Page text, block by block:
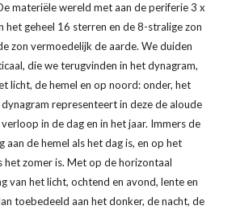
materiële wereld met aan de periferie 3 x
het geheel 16 sterren en de 8-stralige zon
zon vermoedelijk de aarde. We duiden
die we terugvinden in het dynagram,
licht, de hemel en op noord: onder, het
representeert in deze de aloude
in de dag en in het jaar. Immers de
aan de hemel als het dag is, en op het
het zomer is. Met op de horizontaal
van het licht, ochtend en avond, lente en
toebedeeld aan het donker, de nacht, de